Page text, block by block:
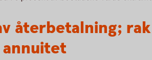
återbetalning; rak